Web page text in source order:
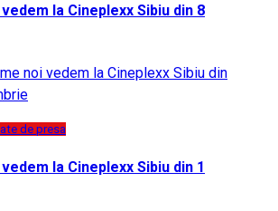
la Cineplexx Sibiu din 8
de presa
la Cineplexx Sibiu din 1